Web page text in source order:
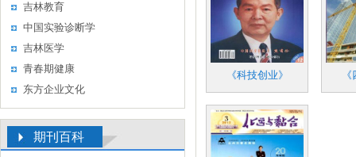
吉林教育
中国实验诊断学
吉林医学
青春期健康
东方企业文化
期刊百科
《科技创业》